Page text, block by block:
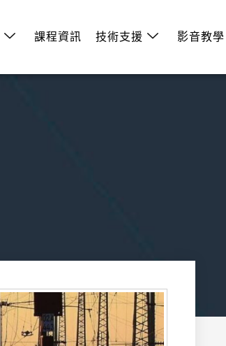
課程資訊 技術支援 影音教學